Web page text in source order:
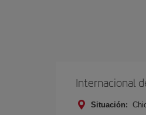
Internacional
Situación: